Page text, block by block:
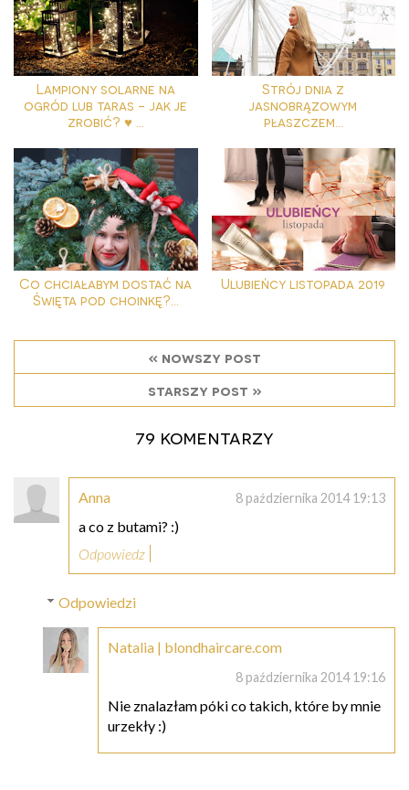
Lampiony solarne na
ogród lub taras - jak je
zrobić? ♥ ...
Strój dnia z
jasnobrązowym
płaszczem...
Co chciałabym dostać na
Święta pod choinkę?...
Ulubieńcy listopada 2019
« nowszy post
starszy post »
79 komentarzy
Anna 8 października 2014 19:13
a co z butami? :)
Odpowiedz
Odpowiedzi
Natalia | blondhaircare.com
8 października 2014 19:16
Nie znalazłam póki co takich, które by mnie
urzekły :)